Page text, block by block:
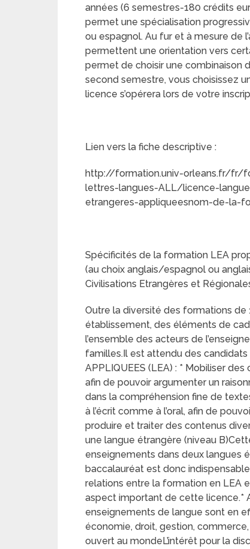
années (6 semestres-180 crédits
permet une spécialisation
ou espagnol. Au fur et à mesure de
permettent une orientation vers
permet de choisir une combinaison
second semestre, vous choisissez
licence s’opérera lors de votre
Lien vers la fiche
http://formation.univ-orleans.fr/fr/
lettres-langues-ALL/licence-
etrangeres-appliqueesnom-de-la-
Spécificités de la formation LEA
(au choix anglais/espagnol ou
Civilisations Etrangères et
Outre la diversité des formations de
établissement, des éléments de
l’ensemble des acteurs de
familles.Il est attendu des candidats
APPLIQUEES (LEA) : * Mobiliser
afin de pouvoir argumenter un
dans la compréhension fine de
à l’écrit comme à l’oral, afin de
produire et traiter des contenus
une langue étrangère (niveau
enseignements dans deux langues
baccalauréat est donc
relations entre la formation en LEA
aspect important de cette licence.*
enseignements de langue sont en
économie, droit, gestion,
ouvert au mondeL’intérêt pour la